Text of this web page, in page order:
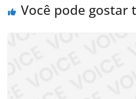
Você pode gostar